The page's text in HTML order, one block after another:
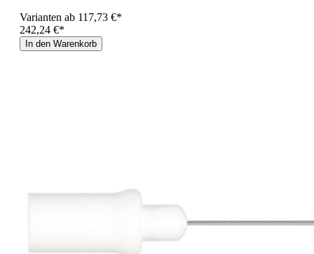
Varianten ab 117,73 €*
242,24 €*
In den Warenkorb